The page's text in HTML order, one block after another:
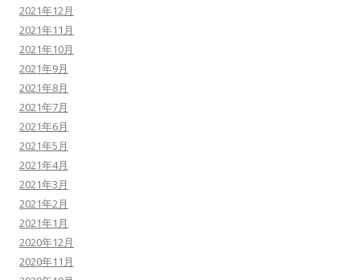
2021年12月
2021年11月
2021年10月
2021年9月
2021年8月
2021年7月
2021年6月
2021年5月
2021年4月
2021年3月
2021年2月
2021年1月
2020年12月
2020年11月